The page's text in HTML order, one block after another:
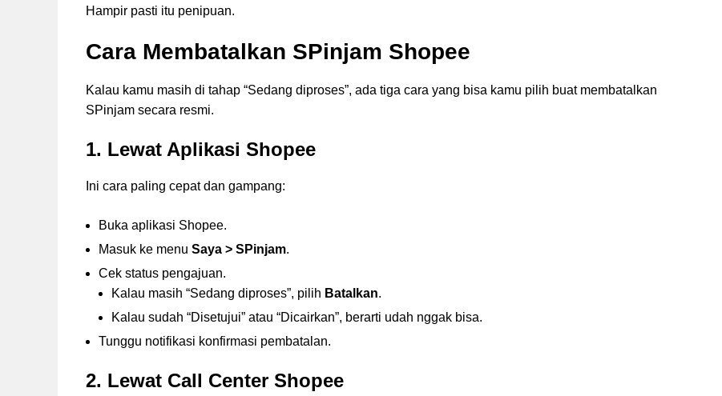
Hampir pasti itu penipuan.
Cara Membatalkan SPinjam Shopee
Kalau kamu masih di tahap “Sedang diproses”, ada tiga cara yang bisa kamu pilih buat membatalkan
SPinjam secara resmi.
1. Lewat Aplikasi Shopee
Ini cara paling cepat dan gampang:
Buka aplikasi Shopee.
Masuk ke menu Saya > SPinjam.
Cek status pengajuan.
Kalau masih “Sedang diproses”, pilih Batalkan.
Kalau sudah “Disetujui” atau “Dicairkan”, berarti udah nggak bisa.
Tunggu notifikasi konfirmasi pembatalan.
2. Lewat Call Center Shopee